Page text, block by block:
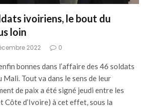
ivoiriens, le bout du
loin
2022 0
bonnes dans l’affaire des 46 soldats
Tout va dans le sens de leur
de paix a été signé jeudi entre les
Côte d’Ivoire) à cet effet, sous la